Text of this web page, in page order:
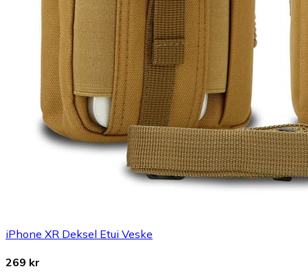
iPhone XR Deksel Etui Veske
269 kr